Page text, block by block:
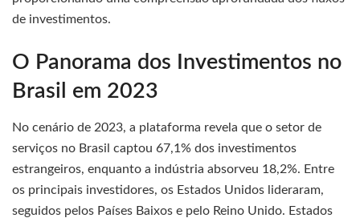
de investimentos.
O Panorama dos Investimentos no
Brasil em 2023
No cenário de 2023, a plataforma revela que o setor de
serviços no Brasil captou 67,1% dos investimentos
estrangeiros, enquanto a indústria absorveu 18,2%. Entre
os principais investidores, os Estados Unidos lideraram,
seguidos pelos Países Baixos e pelo Reino Unido. Estados